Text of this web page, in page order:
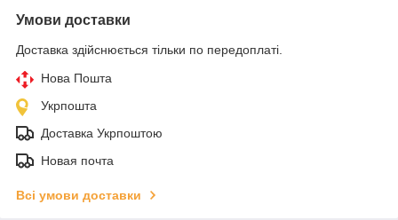
Умови доставки
Доставка здійснюється тільки по передоплаті.
Нова Пошта
Укрпошта
Доставка Укрпоштою
Новая почта
Всі умови доставки